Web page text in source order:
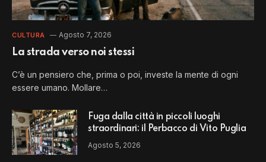
CULTURA Agosto 7, 2026
La strada verso noi stessi
C’è un pensiero che, prima o poi, investe la mente di ogni
essere umano. Mollare…
Fuga dalla città in piccoli luoghi
straordinari: il Perbacco di Vito Puglia
Agosto 5, 2026